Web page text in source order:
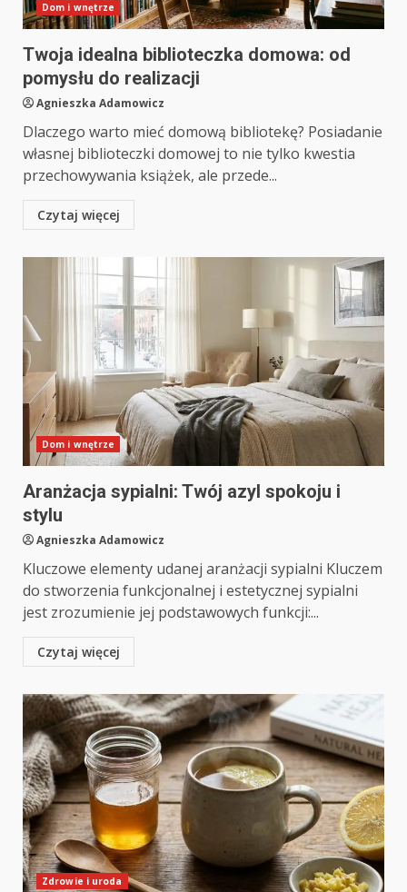
Dom i wnętrze
Twoja idealna biblioteczka domowa: od
pomysłu do realizacji
Agnieszka Adamowicz
Dlaczego warto mieć domową bibliotekę? Posiadanie
własnej biblioteczki domowej to nie tylko kwestia
przechowywania książek, ale przede...
Czytaj więcej
Dom i wnętrze
Aranżacja sypialni: Twój azyl spokoju i
stylu
Agnieszka Adamowicz
Kluczowe elementy udanej aranżacji sypialni Kluczem
do stworzenia funkcjonalnej i estetycznej sypialni
jest zrozumienie jej podstawowych funkcji:...
Czytaj więcej
Zdrowie i uroda